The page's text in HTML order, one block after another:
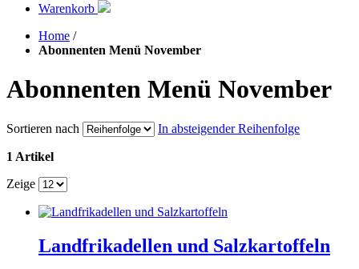
Warenkorb
Home /
Abonnenten Menü November
Abonnenten Menü November
Sortieren nach In absteigender Reihenfolge
1 Artikel
Zeige
Landfrikadellen und Salzkartoffeln